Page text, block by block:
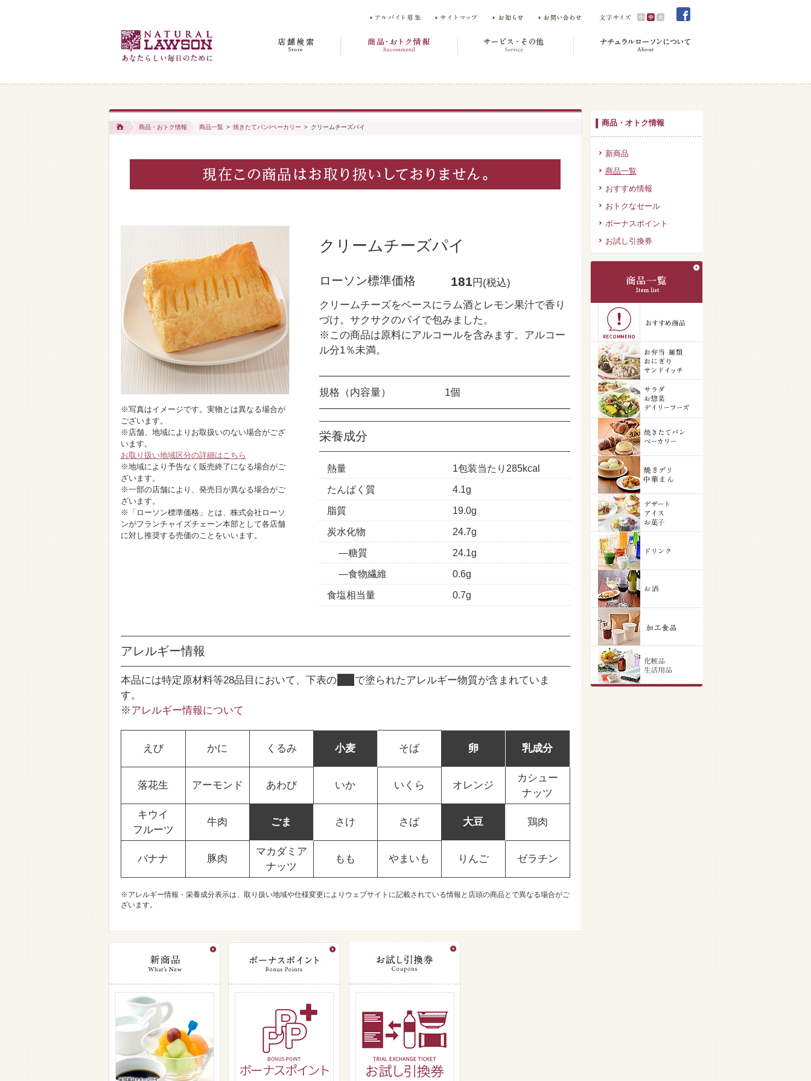
商品・おトク情報 商品一覧 > 焼きたてパン/ベーカリー > クリームチーズパイ
クリームチーズパイ
ローソン標準価格 181 円(税込)
クリームチーズをベースにラム酒とレモン果汁で香り
づけ。サクサクのパイで包みました。
※この商品は原料にアルコールを含みます。アルコー
ル分1％未満。
規格（内容量） 1個
栄養成分
熱量
1包装当たり285kcal
たんぱく質
4.1g
脂質
19.0g
炭水化物
24.7g
糖質
24.1g
食物繊維
0.6g
食塩相当量
0.7g
※写真はイメージです。実物とは異なる場合が
ございます。
※店舗、地域によりお取扱いのない場合がござ
います。
お取り扱い地域区分の詳細はこちら
※地域により予告なく販売終了になる場合がご
ざいます。
※一部の店舗により、発売日が異なる場合がご
ざいます。
※「ローソン標準価格」とは、株式会社ローソ
ンがフランチャイズチェーン本部として各店舗
に対し推奨する売価のことをいいます。
アレルギー情報
本品には特定原材料等28品目において、下表の
で塗られたアレルギー物質が含まれていま
す。
※アレルギー情報について
えび かに くるみ 小麦 そば 卵 乳成分
落花生 アーモンド あわび いか いくら オレンジ
カシュー
ナッツ
キウイ
フルーツ
牛肉 ごま さけ さば 大豆 鶏肉
バナナ 豚肉
マカダミア
ナッツ
もも やまいも りんご ゼラチン
※アレルギー情報・栄養成分表示は、取り扱い地域や仕様変更によりウェブサイトに記載されている情報と店頭の商品とで異なる場合がご
ざいます。
商品・オトク情報
新商品
商品一覧
おすすめ情報
おトクなセール
ボーナスポイント
お試し引換券